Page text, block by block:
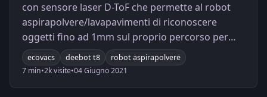
con sensore laser D-ToF che permette al robot
aspirapolvere/lavapavimenti di riconoscere
oggetti fino ad 1mm sul proprio percorso per
una pulizia accuratissima.
ecovacs deebot t8
robot aspirapolvere
7 min•2k visite•04 Giugno 2021